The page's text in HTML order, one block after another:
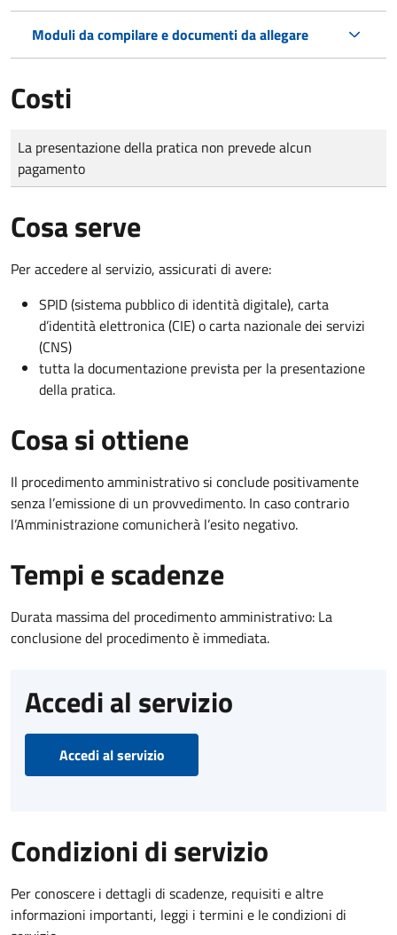
Moduli da compilare e documenti da allegare
Costi
Tipo di pagamento
Importo
La presentazione della pratica non prevede alcun
pagamento
Cosa serve
Per accedere al servizio, assicurati di avere:
SPID (sistema pubblico di identità digitale), carta
d’identità elettronica (CIE) o carta nazionale dei servizi
(CNS)
tutta la documentazione prevista per la presentazione
della pratica.
Cosa si ottiene
Il procedimento amministrativo si conclude positivamente
senza l’emissione di un provvedimento. In caso contrario
l’Amministrazione comunicherà l’esito negativo.
Tempi e scadenze
Durata massima del procedimento amministrativo: La
conclusione del procedimento è immediata.
Accedi al servizio
Accedi al servizio
Condizioni di servizio
Per conoscere i dettagli di scadenze, requisiti e altre
informazioni importanti, leggi i termini e le condizioni di